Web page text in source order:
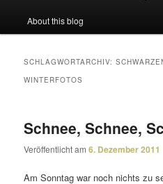
About this blog
SCHLAGWORTARCHIV:
WINTERFOTOS
Schnee, Schnee,
Veröffentlicht am6. Dezember 2011
Am Sonntag war noch nichts zu